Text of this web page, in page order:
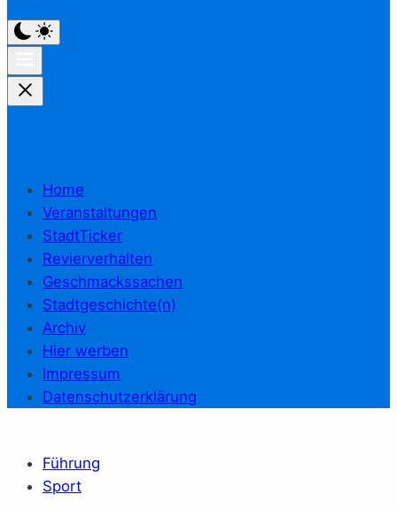
Home
Veranstaltungen
StadtTicker
Revierverhalten
Geschmackssachen
Stadtgeschichte(n)
Archiv
Hier werben
Impressum
Datenschutzerklärung
Führung
Sport